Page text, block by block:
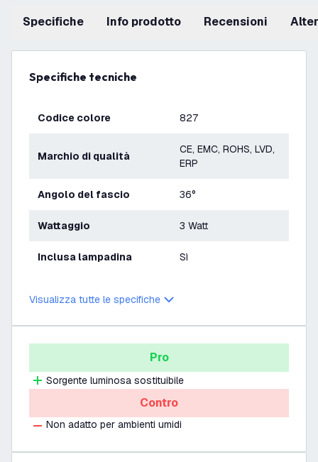
Specifiche info prodotto recensioni
Specifiche tecniche
Codice colore 827
Marchio di qualità
CE, EMC, ROHS, LVD,
ERP
Angolo del fascio 36°
Wattaggio 3 Watt
Inclusa lampadina Sì
Visualizza tutte le specifiche
Pro
Sorgente luminosa sostituibile
Contro
Non adatto per ambienti umidi